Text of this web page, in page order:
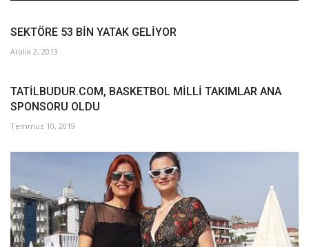
SEKTÖRE 53 BİN YATAK GELİYOR
Aralık 2, 2013
TATİLBUDUR.COM, BASKETBOL MİLLİ TAKIMLAR ANA
SPONSORU OLDU
Temmuz 10, 2019